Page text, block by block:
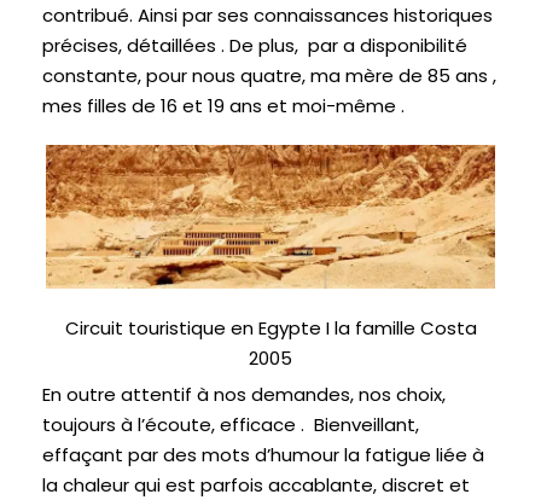
contribué. Ainsi par ses connaissances historiques
précises, détaillées . De plus, par a disponibilité
constante, pour nous quatre, ma mère de 85 ans ,
mes filles de 16 et 19 ans et moi-même .
Circuit touristique en Egypte I la famille Costa
2005
En outre attentif à nos demandes, nos choix,
toujours à l’écoute, efficace . Bienveillant,
effaçant par des mots d’humour la fatigue liée à
la chaleur qui est parfois accablante, discret et